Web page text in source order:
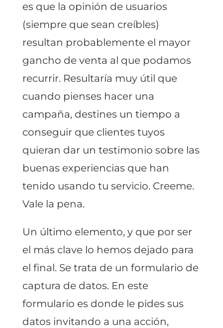
es que la opinión de usuarios
(siempre que sean creíbles)
resultan probablemente el mayor
gancho de venta al que podamos
recurrir. Resultaría muy útil que
cuando pienses hacer una
campaña, destines un tiempo a
conseguir que clientes tuyos
quieran dar un testimonio sobre las
buenas experiencias que han
tenido usando tu servicio. Creeme.
Vale la pena.
Un último elemento, y que por ser
el más clave lo hemos dejado para
el final. Se trata de un formulario de
captura de datos. En este
formulario es donde le pides sus
datos invitando a una acción,